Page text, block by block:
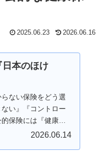
2025.06.23 2026.06.16
日本のほけ
ない保険をどう選
い』『コントロー
保険には『健康保
2026.06.14